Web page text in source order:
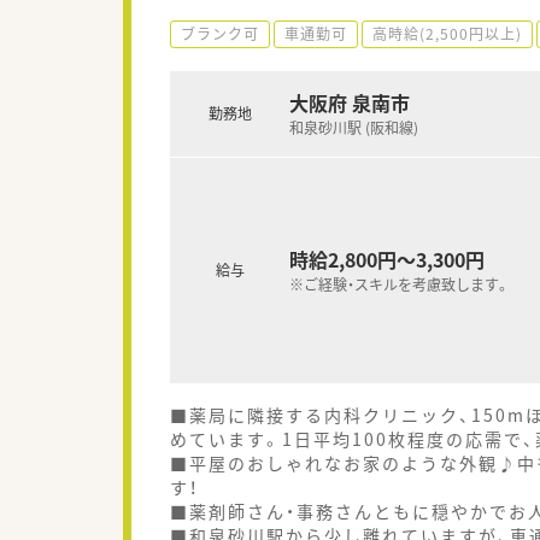
ブランク可 車通勤可 高時給(2,500円以上)
勤務地 大阪府 泉南市
和泉砂川駅 (阪和線)
給与 時給2,800円～3,300円
※ご経験・スキルを考慮致します。
■薬局に隣接する内科クリニック、150m
めています。1日平均100枚程度の応需で
■平屋のおしゃれなお家のような外観♪中
す！
■薬剤師さん・事務さんともに穏やかでお
■和泉砂川駅から少し離れていますが、